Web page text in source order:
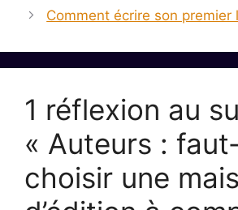
Comment écrire son premier
1 réflexion au
« Auteurs :
choisir une